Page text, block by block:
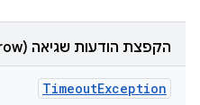
הקפצת הודעות שגיאה (throw)
TimeoutException